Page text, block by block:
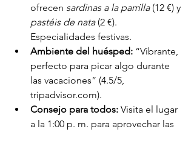
ofrecen sardinas a la parrilla (12 €) y
pastéis de nata (2 €).
Especialidades festivas.
Ambiente del huésped: “Vibrante,
perfecto para picar algo durante
las vacaciones” (4.5/5,
tripadvisor.com).
Consejo para todos: Visita el lugar
a la 1:00 p. m. para aprovechar las